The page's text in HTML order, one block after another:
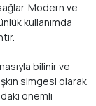
Modern ve
kullanımda
bilinir ve
simgesi olarak
önemli